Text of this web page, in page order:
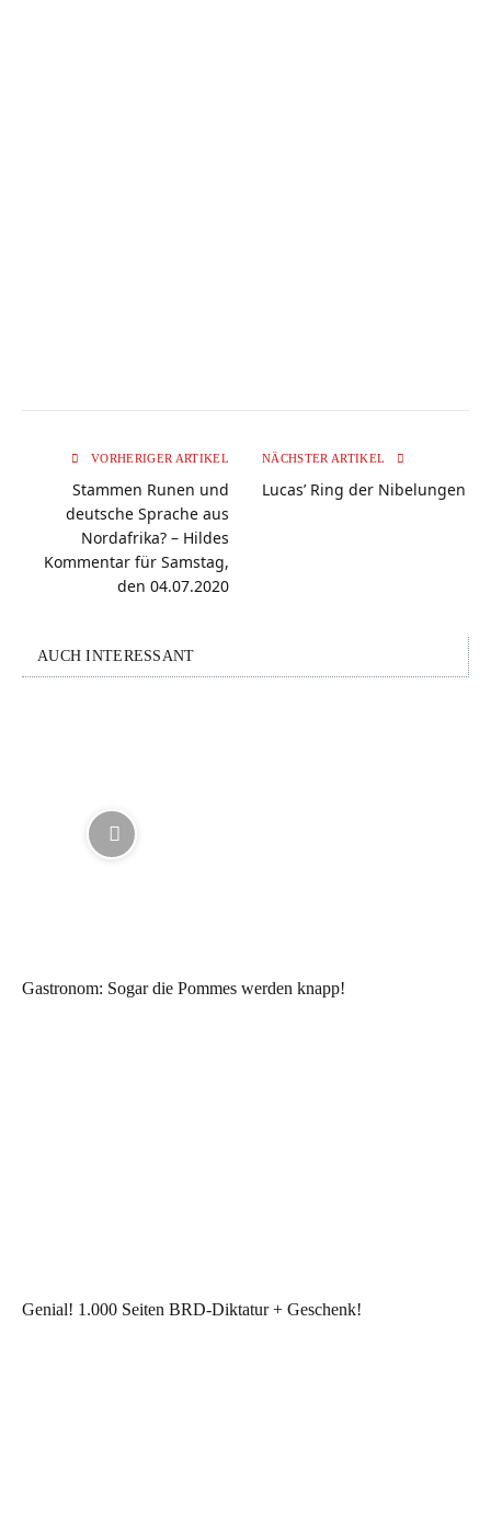
VORHERIGER ARTIKEL
Stammen Runen und
deutsche Sprache aus
Nordafrika? – Hildes
Kommentar für Samstag,
den 04.07.2020
NÄCHSTER ARTIKEL
Lucas’ Ring der Nibelungen
AUCH INTERESSANT
Gastronom: Sogar die Pommes werden knapp!
Genial! 1.000 Seiten BRD-Diktatur + Geschenk!